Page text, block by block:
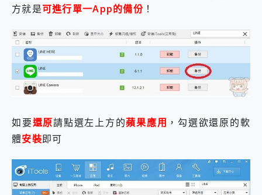
方就是可進行單一App的備份 ！
如要還原請點選左上方的蘋果應用 ，勾選欲還原的軟
體安裝即可